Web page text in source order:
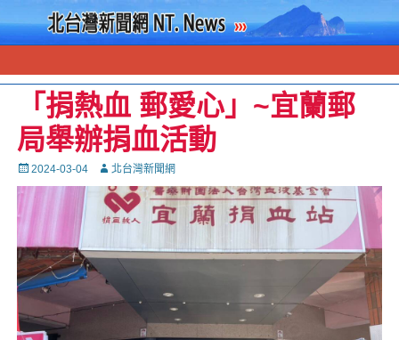
「捐熱血 郵愛心」~宜蘭郵
局舉辦捐血活動
Posted
on
2024-03-04 Autor北台灣新聞網